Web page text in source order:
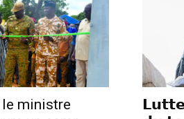
le ministre